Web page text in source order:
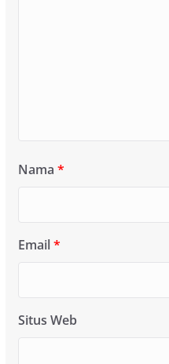
Nama *
Email*
Situs Web